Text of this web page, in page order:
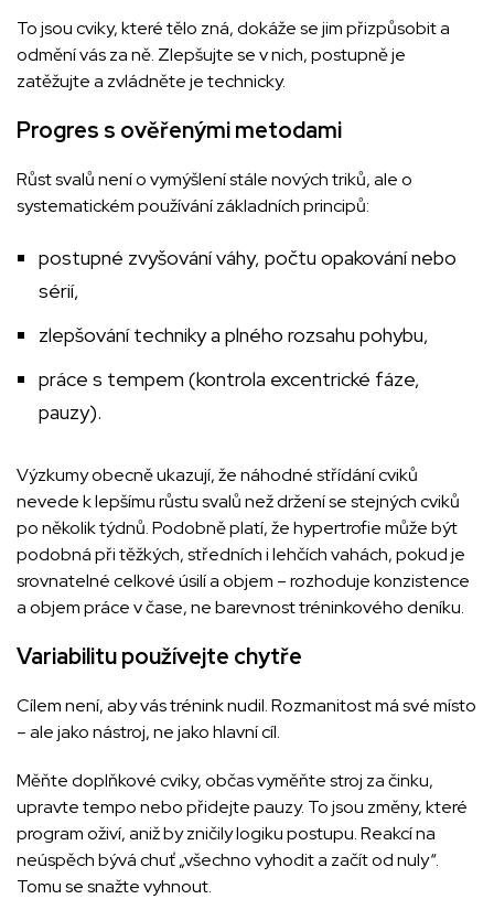
To jsou cviky, které tělo zná, dokáže se jim přizpůsobit a
odmění vás za ně. Zlepšujte se v nich, postupně je
zatěžujte a zvládněte je technicky.
Progres s ověřenými metodami
Růst svalů není o vymýšlení stále nových triků, ale o
systematickém používání základních principů:
postupné zvyšování váhy, počtu opakování nebo
sérií,
zlepšování techniky a plného rozsahu pohybu,
práce s tempem (kontrola excentrické fáze,
pauzy).
Výzkumy obecně ukazují, že náhodné střídání cviků
nevede k lepšímu růstu svalů než držení se stejných cviků
po několik týdnů. Podobně platí, že hypertrofie může být
podobná při těžkých, středních i lehčích vahách, pokud je
srovnatelné celkové úsilí a objem – rozhoduje konzistence
a objem práce v čase, ne barevnost tréninkového deníku.
Variabilitu používejte chytře
Cílem není, aby vás trénink nudil. Rozmanitost má své místo
– ale jako nástroj, ne jako hlavní cíl.
Měňte doplňkové cviky, občas vyměňte stroj za činku,
upravte tempo nebo přidejte pauzy. To jsou změny, které
program oživí, aniž by zničily logiku postupu. Reakcí na
neúspěch bývá chuť „všechno vyhodit a začít od nuly“.
Tomu se snažte vyhnout.